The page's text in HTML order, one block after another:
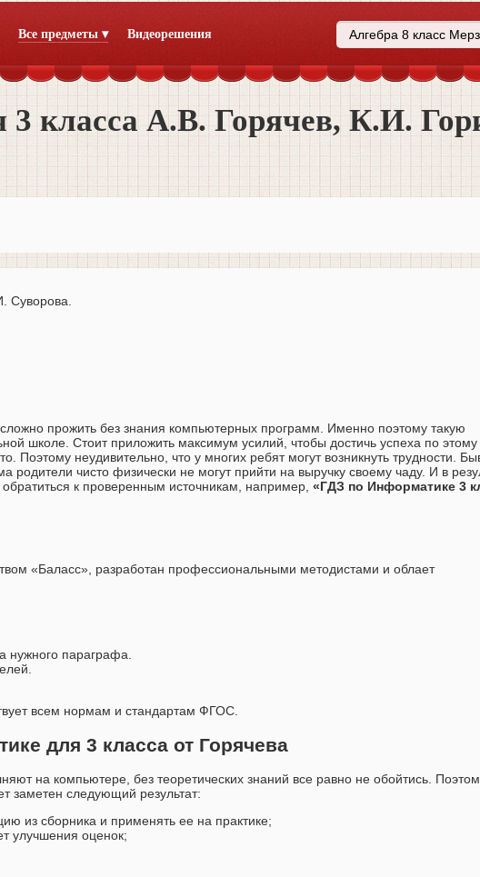
Все предметы ▾ Видеорешения
класса А.В. Горячев, К.И.
Суворова.
прожить без знания компьютерных программ. Именно поэтому такую
школе. Стоит приложить максимум усилий, чтобы достичь успеха по этому
Поэтому неудивительно, что у многих ребят могут возникнуть трудности.
родители чисто физически не могут прийти на выручку своему чаду. И в
к проверенным источникам, например, «ГДЗ по Информатике 3
«Баласс», разработан профессиональными методистами и облает
нужного параграфа.
всем нормам и стандартам ФГОС.
для 3 класса от Горячева
на компьютере, без теоретических знаний все равно не обойтись.
заметен следующий результат:
из сборника и применять ее на практике;
улучшения оценок;